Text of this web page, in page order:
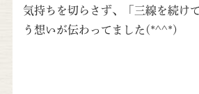
気持ちを切らさず、「三線を続け
う想いが伝わってました(*^^*)